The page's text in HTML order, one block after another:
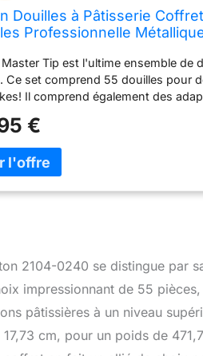
Douilles à Pâtisserie
Professionnelle
Master Tip est l'ultime ensemble de
Ce set comprend 55 douilles pour
Il comprend également des
volute, pétale, fleur en goutte,
Decorate Smart pour douilles à
à portée de main. Les douilles,
être placés dans le compartiment
la boîte de rangement avec un
les amateurs que les
€
2104-0240 se distingue par
impressionnant de 55
pâtissières à un niveau
cm, pour un poids de